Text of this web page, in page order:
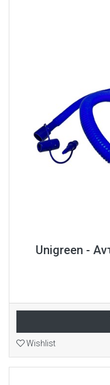
Unigreen -
Wishlist